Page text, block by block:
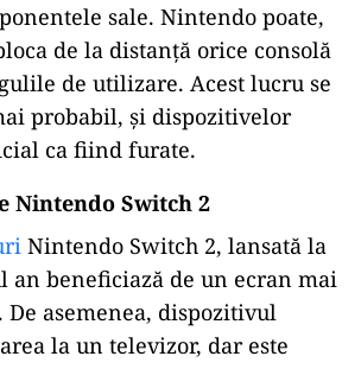
sale. Nintendo poate,
de la distanță orice consolă
de utilizare. Acest lucru se
probabil, și dispozitivelor
ca fiind furate.
Nintendo Switch 2
Nintendo Switch 2, lansată la
an beneficiază de un ecran mai
De asemenea, dispozitivul
la un televizor, dar este